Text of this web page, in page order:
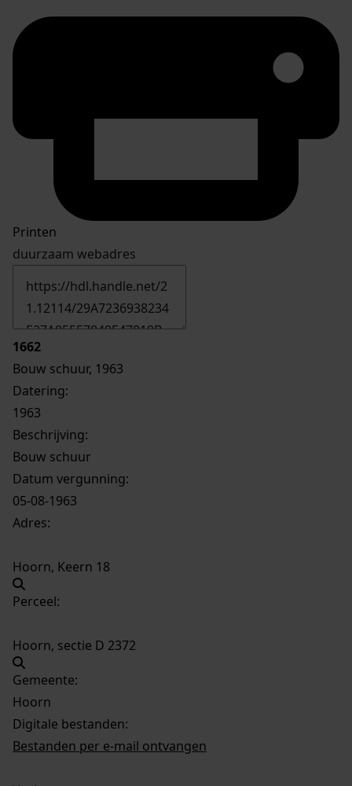
Printen
duurzaam webadres
1662
Bouw schuur, 1963
Datering:
1963
Beschrijving:
Bouw schuur
Datum vergunning:
05-08-1963
Adres:
Hoorn, Keern 18
Perceel:
Hoorn, sectie D 2372
Gemeente:
Hoorn
Digitale bestanden:
Bestanden per e-mail ontvangen